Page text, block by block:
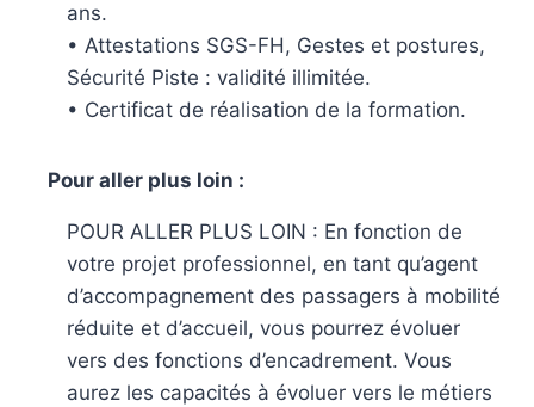
ans.
• Attestations SGS-FH, Gestes et postures,
Sécurité Piste : validité illimitée.
• Certificat de réalisation de la formation.
Pour aller plus loin :
POUR ALLER PLUS LOIN : En fonction de
votre projet professionnel, en tant qu’agent
d’accompagnement des passagers à mobilité
réduite et d’accueil, vous pourrez évoluer
vers des fonctions d’encadrement. Vous
aurez les capacités à évoluer vers le métiers